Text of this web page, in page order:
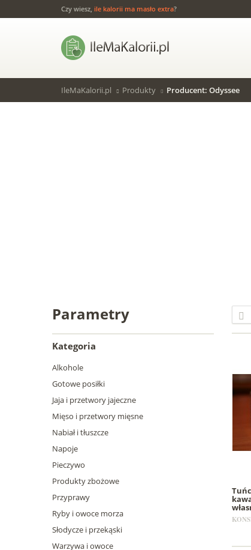
Czy wiesz, ile kalorii ma masło extra?
IleMaKalorii.pl Produkty Producent: Odyssee
Parametry
Kategoria
Alkohole
Gotowe posiłki
Jaja i przetwory jajeczne
Mięso i przetwory mięsne
Nabiał i tłuszcze
Napoje
Pieczywo
Produkty zbożowe
Przyprawy
Ryby i owoce morza
Słodycze i przekąski
Warzywa i owoce